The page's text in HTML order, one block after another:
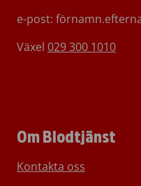
e-post:
Växel 029 300 1010
Om Blodtjänst
Kontakta oss